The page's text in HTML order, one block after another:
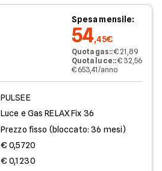
Spesa mensile:
54,45€
Quota gas::€ 21,89
Quota luce::€ 32,56
€ 653,41/anno
PULSEE
Luce e Gas RELAX Fix 36
Prezzo fisso (bloccato: 36 mesi)
€ 0,5720
€ 0,1230